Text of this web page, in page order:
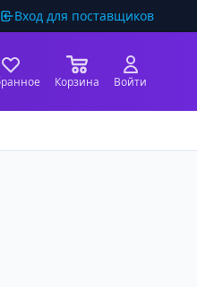
Вход для поставщиков
Корзина Войти